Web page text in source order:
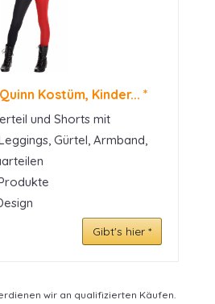
Kostüm, Kinder... *
und Shorts mit
Gürtel, Armband,
Gibt's hier *
wir an qualifizierten Käufen.